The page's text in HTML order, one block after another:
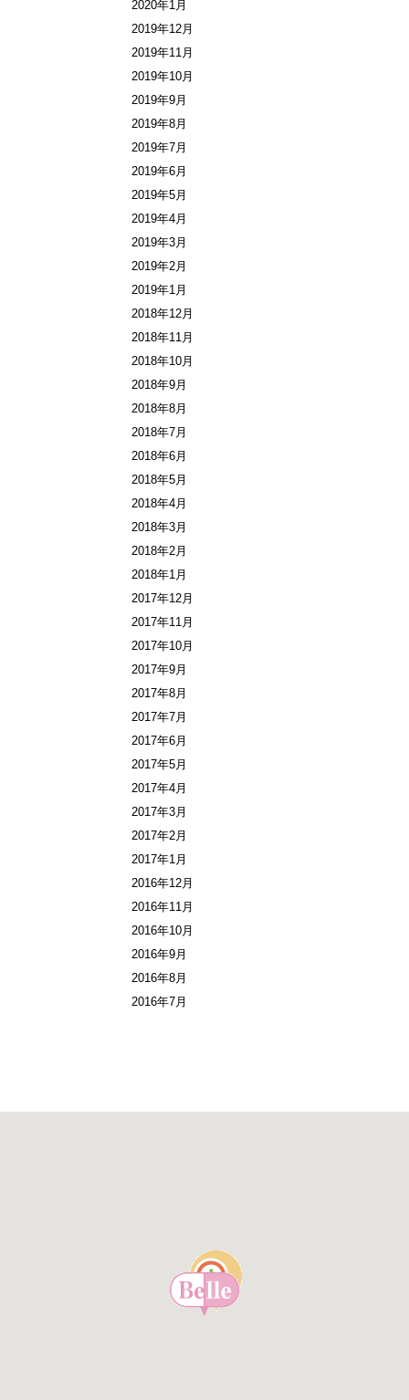
2020年1月
2019年12月
2019年11月
2019年10月
2019年9月
2019年8月
2019年7月
2019年6月
2019年5月
2019年4月
2019年3月
2019年2月
2019年1月
2018年12月
2018年11月
2018年10月
2018年9月
2018年8月
2018年7月
2018年6月
2018年5月
2018年4月
2018年3月
2018年2月
2018年1月
2017年12月
2017年11月
2017年10月
2017年9月
2017年8月
2017年7月
2017年6月
2017年5月
2017年4月
2017年3月
2017年2月
2017年1月
2016年12月
2016年11月
2016年10月
2016年9月
2016年8月
2016年7月